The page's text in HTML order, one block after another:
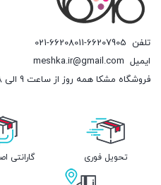
تلفن 021-66208011-66207905
ایمیل meshka.ir@gmail.com
فروشگاه مشکا همه روز از ساعت 9 الی 18 پاسخگوی شما عزیزان میباشد
تحویل فوری گارانتی